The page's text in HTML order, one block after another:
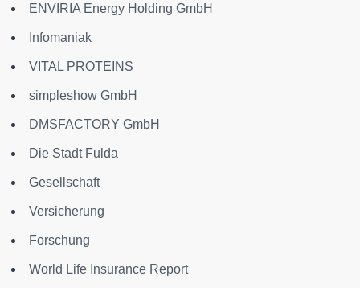
ENVIRIA Energy Holding GmbH
Infomaniak
VITAL PROTEINS
simpleshow GmbH
DMSFACTORY GmbH
Die Stadt Fulda
Gesellschaft
Versicherung
Forschung
World Life Insurance Report